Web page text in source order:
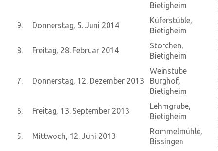
Bietigheim
9. Donnerstag, 5. Juni 2014
Küferstüble,
Bietigheim
8. Freitag, 28. Februar 2014
Storchen,
Bietigheim
7. Donnerstag, 12. Dezember 2013
Weinstube
Burghof,
Bietigheim
6. Freitag, 13. September 2013
Lehmgrube,
Bietigheim
5. Mittwoch, 12. Juni 2013
Rommelmühle,
Bissingen